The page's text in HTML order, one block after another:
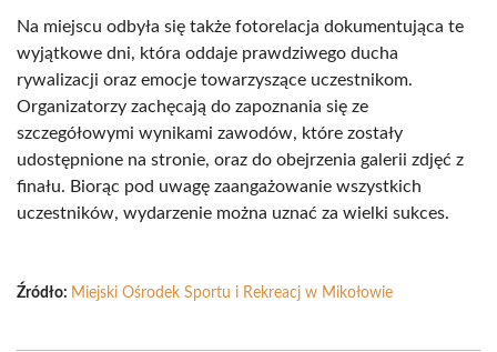
Na miejscu odbyła się także fotorelacja dokumentująca te
wyjątkowe dni, która oddaje prawdziwego ducha
rywalizacji oraz emocje towarzyszące uczestnikom.
Organizatorzy zachęcają do zapoznania się ze
szczegółowymi wynikami zawodów, które zostały
udostępnione na stronie, oraz do obejrzenia galerii zdjęć z
finału. Biorąc pod uwagę zaangażowanie wszystkich
uczestników, wydarzenie można uznać za wielki sukces.
Źródło: Miejski Ośrodek Sportu i Rekreacj w Mikołowie